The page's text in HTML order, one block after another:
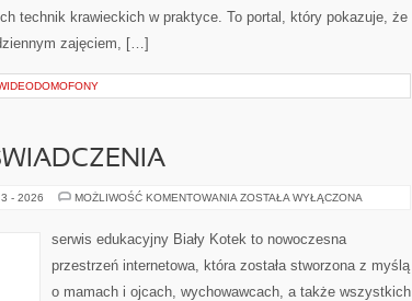
technik krawieckich w praktyce. To portal, który pokazuje, że
zajęciem, […]
- 2026 MOŻLIWOŚĆ KOMENTOWANIA HISTORIE
ZOSTAŁA WYŁĄCZONA
serwis edukacyjny Biały Kotek to nowoczesna
przestrzeń internetowa, która została stworzona z myślą
o mamach i ojcach, wychowawcach, a także wszystkich